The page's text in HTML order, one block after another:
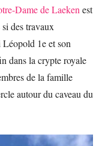
Dame de Laeken est
des travaux
1e et son
dans la crypte royale
de la famille
autour du caveau du